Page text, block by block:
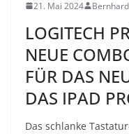
21. Mai 2024 Bernhard
LOGITECH
NEUE
FÜR DAS
DAS IPAD
Das schlanke